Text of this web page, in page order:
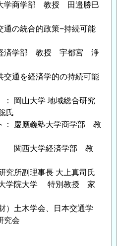
部 教授 田邉勝巳
通の統合的政策−持続可能
教授 宇都宮 浄
交通を経済学的の持続可能
山大学 地域総合研究
氏
義塾大学商学部 教
済学部 教
副理事長 大上真司氏
大学院大学 特別教授 家
）土木学会、日本交通学
究会